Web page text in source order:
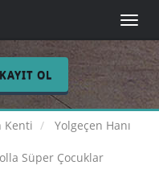
Toggle
KAYIT OL
Kenti
Yolgeçen Hanı
Süper Çocuklar